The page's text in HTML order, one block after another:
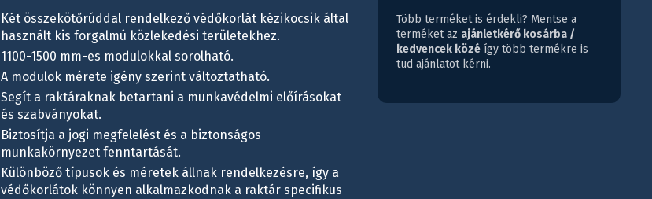
Két összekötőrúddal rendelkező védőkorlát kézikocsik által
használt kis forgalmú közlekedési területekhez.
1100-1500 mm-es modulokkal sorolható.
A modulok mérete igény szerint változtatható.
Segít a raktáraknak betartani a munkavédelmi előírásokat
és szabványokat.
Biztosítja a jogi megfelelést és a biztonságos
munkakörnyezet fenntartását.
Különböző típusok és méretek állnak rendelkezésre, így a
védőkorlátok könnyen alkalmazkodnak a raktár specifikus
Több terméket is érdekli? Mentse a
terméket az ajánletkérő kosárba /
kedvencek közéígy több termékre is
tud ajánlatot kérni.